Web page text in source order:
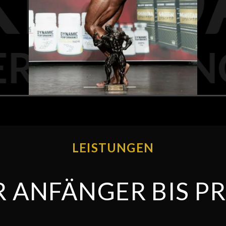
LEISTUNGEN
ANFÄNGER BIS